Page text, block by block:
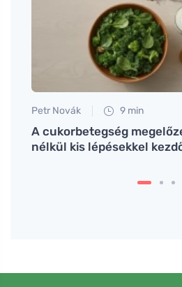
Petr Novák 9 min
A cukorbetegség
nélkül kis lépésekkel